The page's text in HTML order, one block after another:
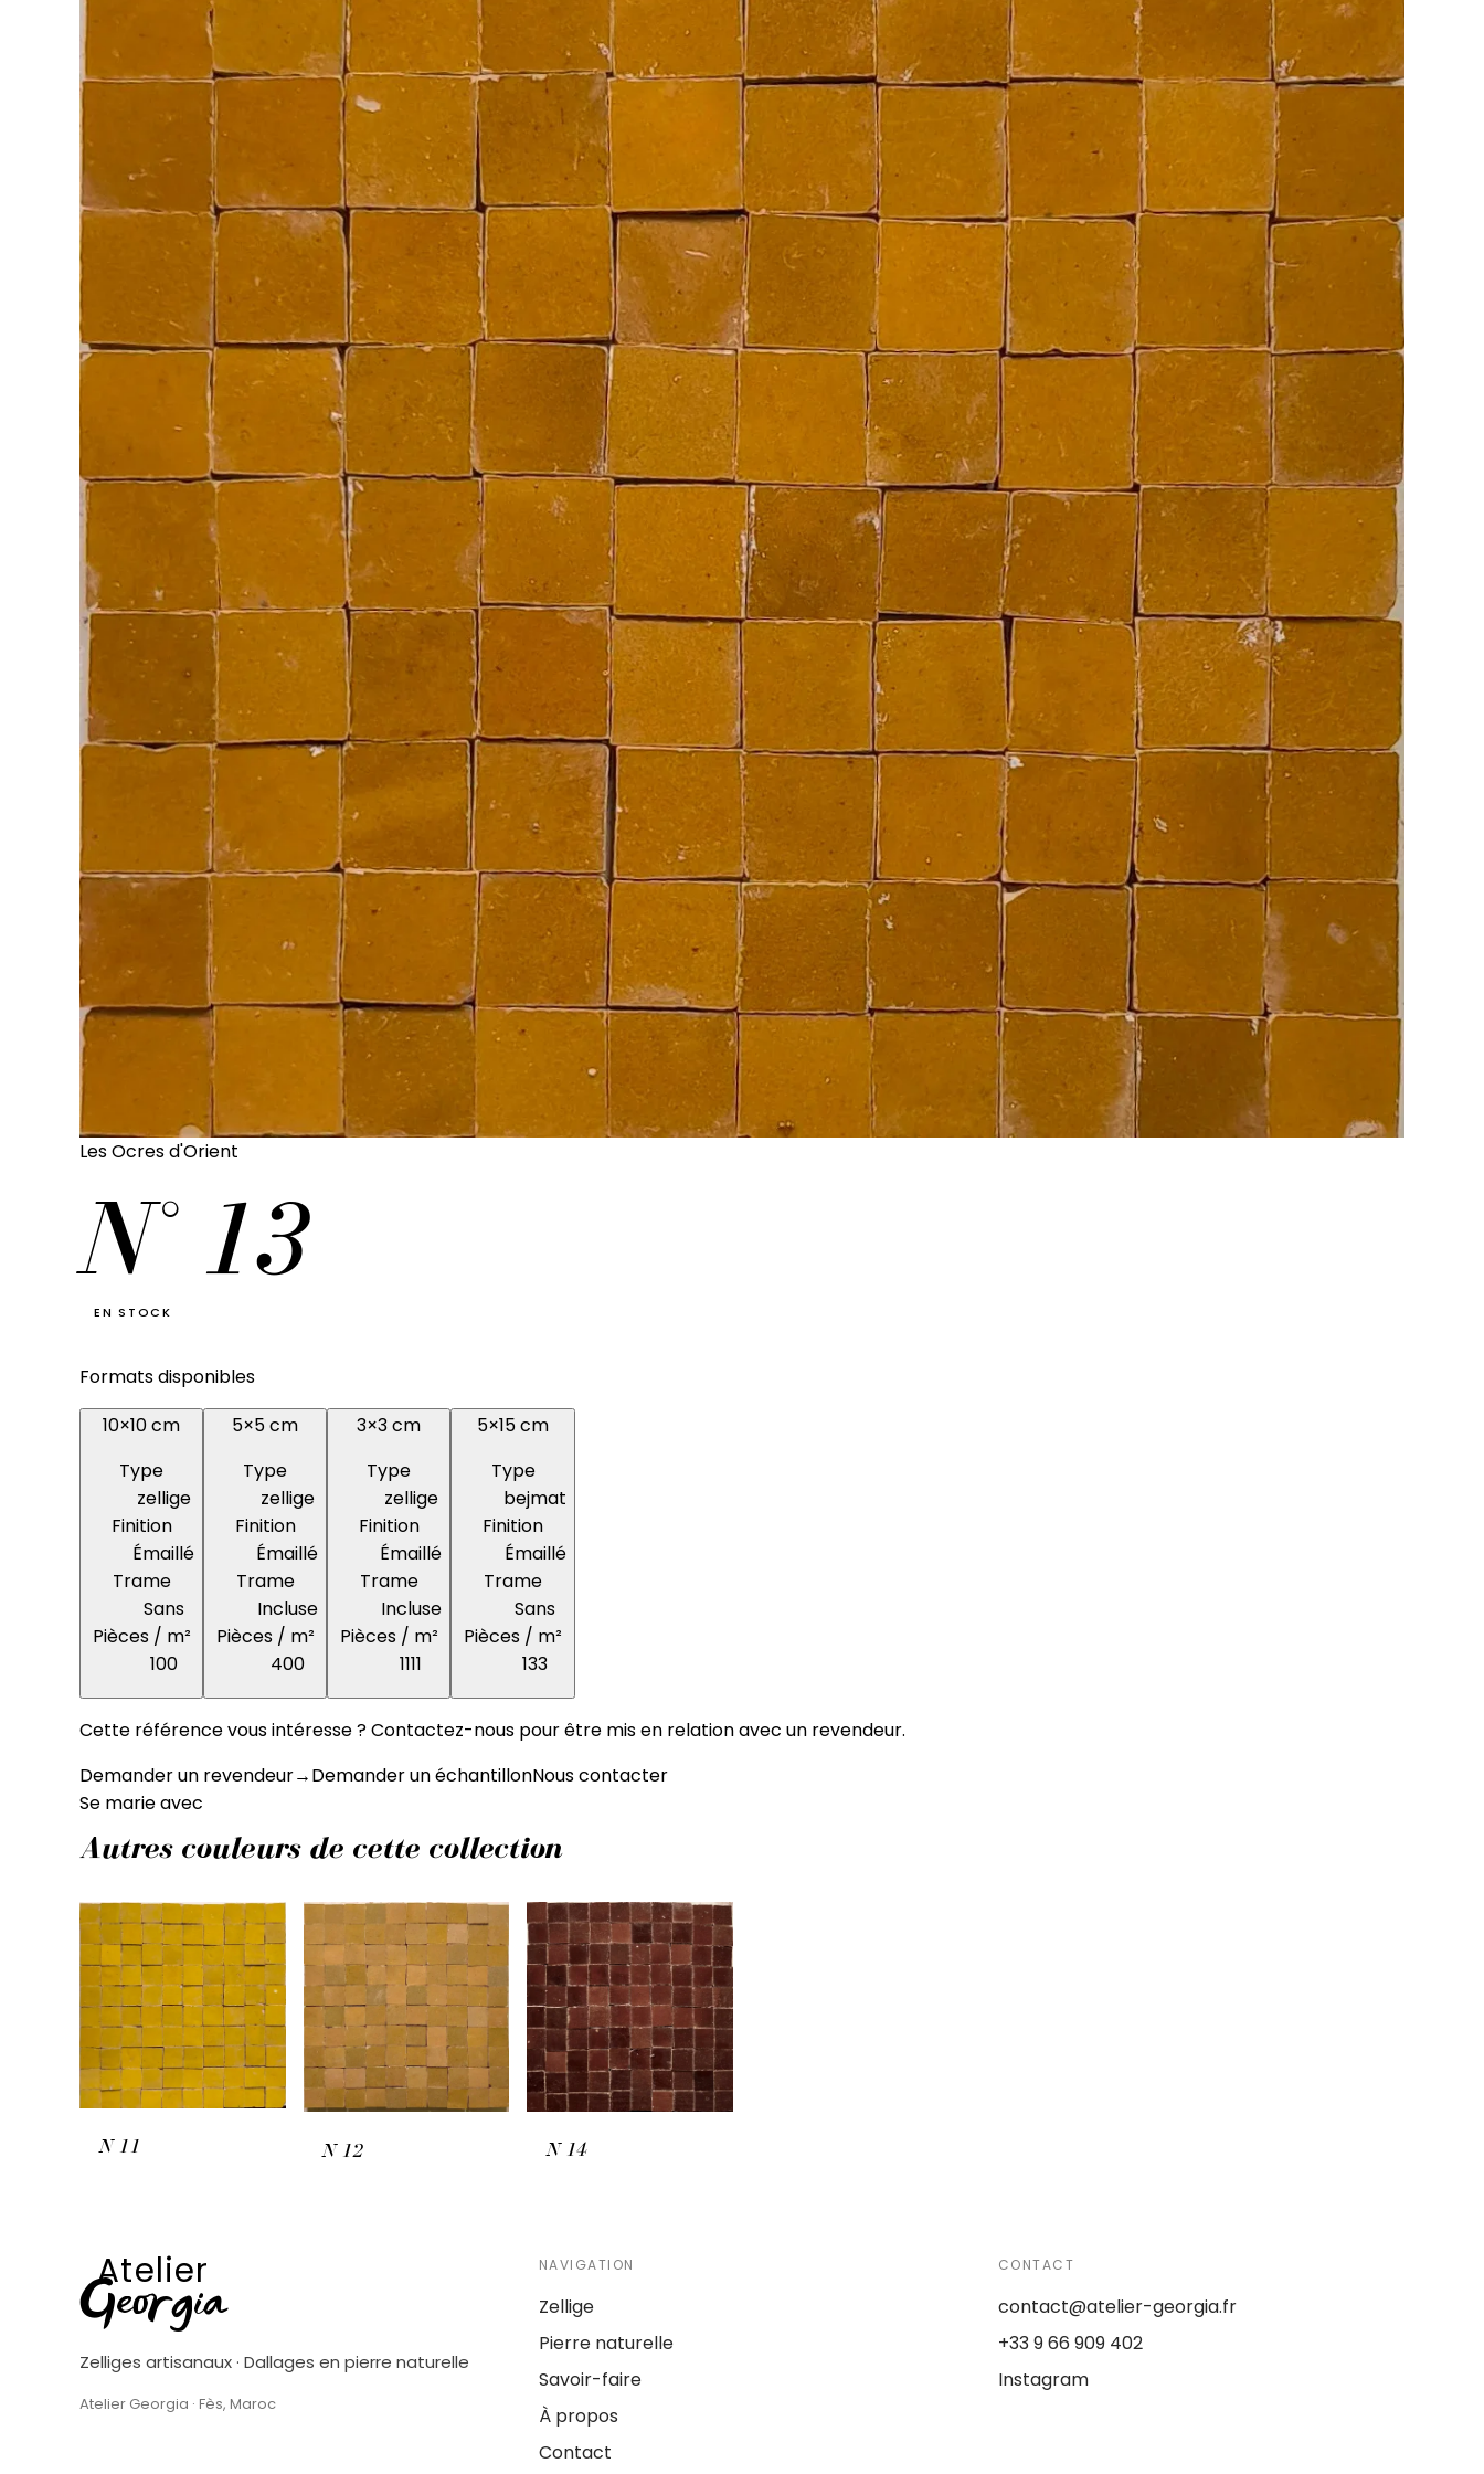
Les Ocres d'Orient
N° 13
EN STOCK
Formats disponibles
10×10 cm
Type
zellige
Finition
Émaillé
Trame
Sans
Pièces / m²
100
5×5 cm
Type
zellige
Finition
Émaillé
Trame
Incluse
Pièces / m²
400
3×3 cm
Type
zellige
Finition
Émaillé
Trame
Incluse
Pièces / m²
1111
5×15 cm
Type
bejmat
Finition
Émaillé
Trame
Sans
Pièces / m²
133
Cette référence vous intéresse ? Contactez-nous pour être mis en relation avec un revendeur.
Demander un revendeur→Demander un échantillonNous contacter
Se marie avec
Autres couleurs de cette collection
N 11 N 12 N 14
Atelier
Georgia
Zelliges artisanaux · Dallages en pierre naturelle
Atelier Georgia · Fès, Maroc
NAVIGATION
Zellige
Pierre naturelle
Savoir-faire
À propos
Contact
CONTACT
contact@atelier-georgia.fr
+33 9 66 909 402
Instagram